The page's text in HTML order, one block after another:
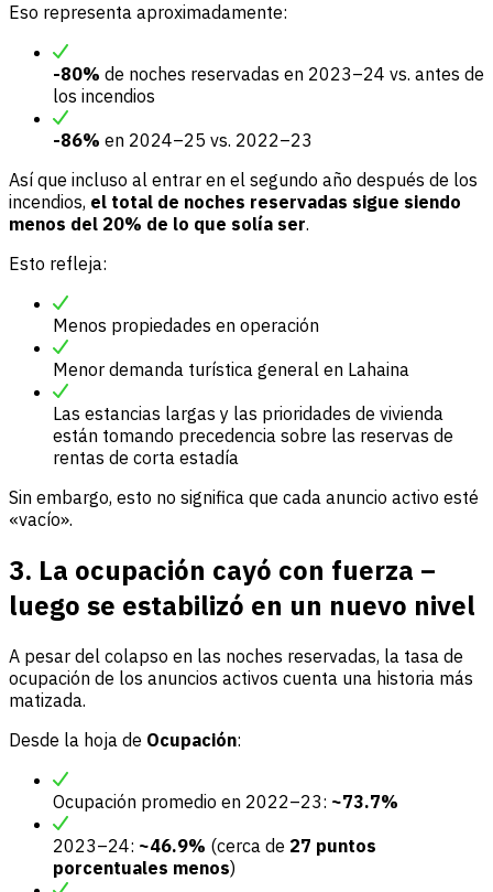
Eso representa aproximadamente:
-80% de noches reservadas en 2023–24 vs. antes de
los incendios
-86% en 2024–25 vs. 2022–23
Así que incluso al entrar en el segundo año después de los
incendios, el total de noches reservadas sigue siendo
menos del 20% de lo que solía ser.
Esto refleja:
Menos propiedades en operación
Menor demanda turística general en Lahaina
Las estancias largas y las prioridades de vivienda
están tomando precedencia sobre las reservas de
rentas de corta estadía
Sin embargo, esto no significa que cada anuncio activo esté
«vacío».
3. La ocupación cayó con fuerza –
luego se estabilizó en un nuevo nivel
A pesar del colapso en las noches reservadas, la tasa de
ocupación de los anuncios activos cuenta una historia más
matizada.
Desde la hoja de Ocupación:
Ocupación promedio en 2022–23: ~73.7%
2023–24: ~46.9% (cerca de 27 puntos
porcentuales menos)